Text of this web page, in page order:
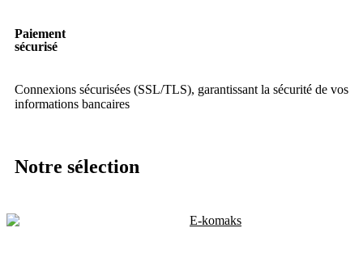
Paiement
sécurisé
Connexions sécurisées (SSL/TLS), garantissant la sécurité de vos
informations bancaires
Notre sélection